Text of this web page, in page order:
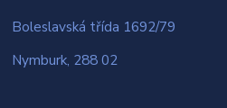
Boleslavská třída 1692/79
Nymburk, 288 02